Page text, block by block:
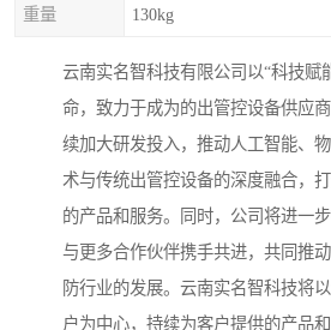
重量 130kg
云南实名智科技有限公司以“科技赋
命，致力于成为的出管控设备供应
续加大研发投入，推动人工智能、
术与传统出管控设备的深度融合，
的产品和服务。同时，公司将进一步
与更多合作伙伴携手共进，共同推
防行业的发展。云南实名智科技将
户为中心，持续为客户提供的产品